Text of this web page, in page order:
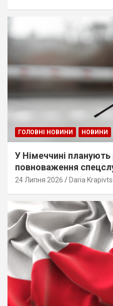
ГОЛОВНІ НОВИНИ НОВИНИ
У Німеччині
повноваження
стеження
24 Липня 2026 Daria